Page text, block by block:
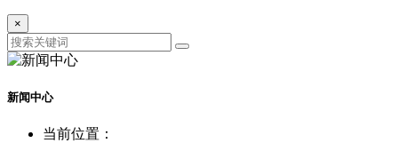
×
新闻中心
当前位置：